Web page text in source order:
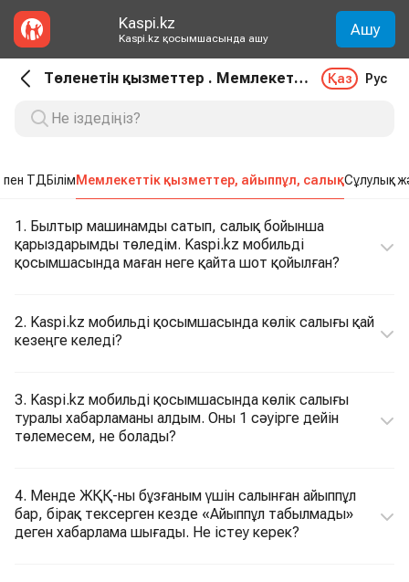
Kaspi.kz
Kaspi.kz қосымшасында ашу Ашу
Төленетін қызметтер . Мемлекеттік қызметтер, айыппұл, салық Қаз Рус
пен ТДБілімМемлекеттік қызметтер, айыппұл, салықСұлулық
1. Былтыр машинамды сатып, салық бойынша
қарыздарымды төледім. Kaspi.kz мобильді
қосымшасында маған неге қайта шот қойылған?
2. Kaspi.kz мобильді қосымшасында көлік салығы қай
кезеңге келеді?
3. Kaspi.kz мобильді қосымшасында көлік салығы
туралы хабарламаны алдым. Оны 1 сәуірге дейін
төлемесем, не болады?
4. Менде ЖҚҚ-ны бұзғаным үшін салынған айыппұл
бар, бірақ тексерген кезде «Айыппұл табылмады»
деген хабарлама шығады. Не істеу керек?